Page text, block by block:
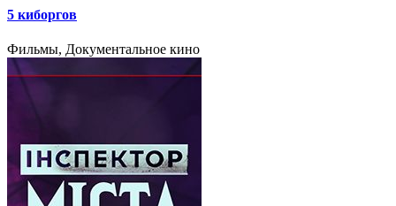
5 киборгов
Фильмы, Документальное кино